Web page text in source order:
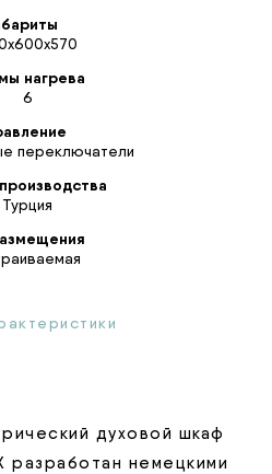
нагрева
6
переключатели
Турция
духовой шкаф
разработан немецкими